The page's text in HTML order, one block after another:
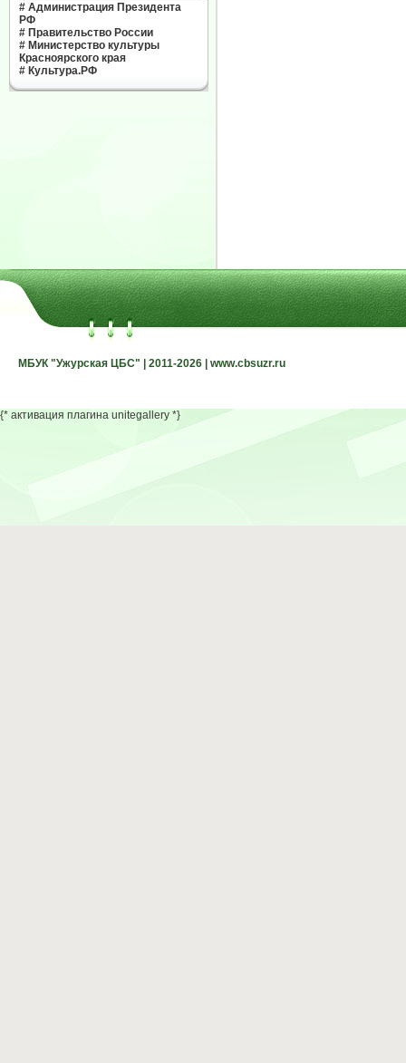
# Администрация Президента
РФ
# Правительство России
# Министерство культуры
Красноярского края
# Культура.РФ
МБУК "Ужурская ЦБС" | 2011-2026 | www.cbsuzr.ru
МБУК "Ужурская ЦБС" | 2011-2026 | www.cbsuzr.ru
{* активация плагина unitegallery *}